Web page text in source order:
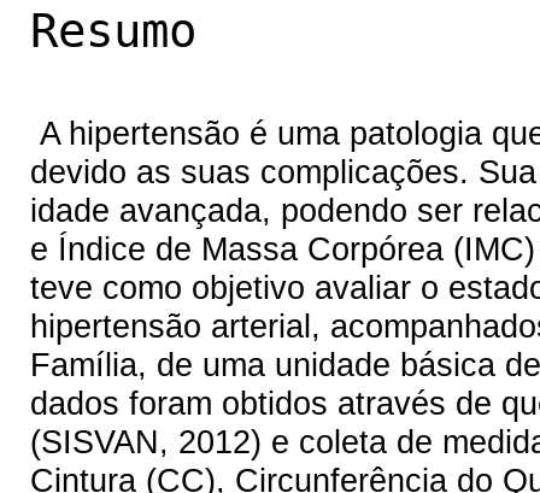
Resumo
A hipertensão é uma patologia
devido as suas complicações.
idade avançada, podendo ser
e Índice de Massa Corpórea
teve como objetivo avaliar o
hipertensão arterial,
Família, de uma unidade básica
dados foram obtidos através de
(SISVAN, 2012) e coleta de
Cintura (CC), Circunferência do